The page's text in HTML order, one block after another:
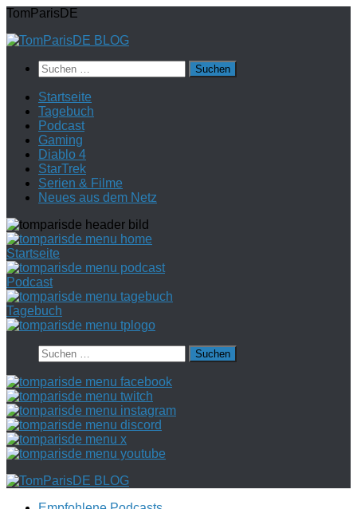
Zum
springen
TomParisDE
Suchen
nach:
Startseite
Tagebuch
Podcast
Gaming
Diablo 4
StarTrek
Serien & Filme
Neues aus dem Netz
Startseite
Podcast
Tagebuch
Suchen
nach: